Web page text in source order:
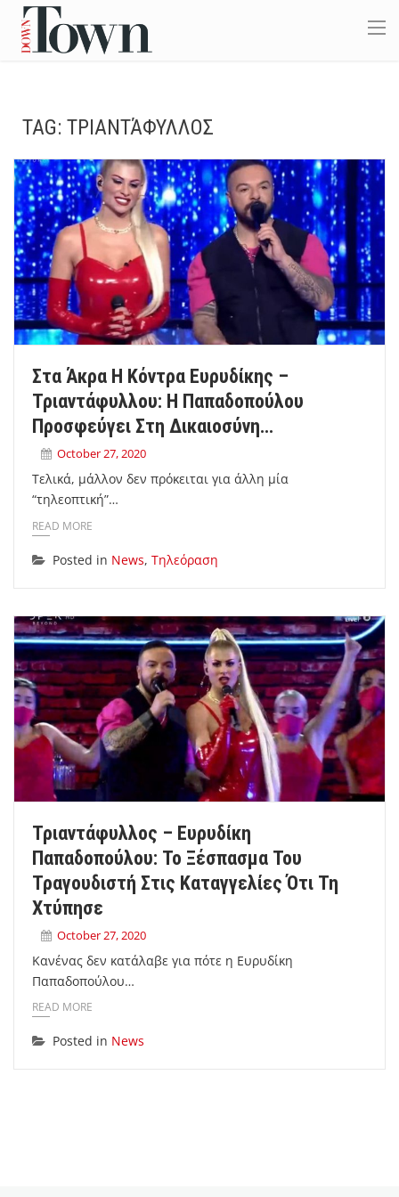
TAG: ΤΡΙΑΝΤΆΦΥΛΛΟΣ
Στα Άκρα Η Κόντρα Ευρυδίκης –
Τριαντάφυλλου: Η Παπαδοπούλου
Προσφεύγει Στη Δικαιοσύνη…
October 27, 2020
Τελικά, μάλλον δεν πρόκειται για άλλη μία
“τηλεοπτική”…
READ MORE
Posted in News, Τηλεόραση
Τριαντάφυλλος – Ευρυδίκη
Παπαδοπούλου: Το Ξέσπασμα Του
Τραγουδιστή Στις Καταγγελίες Ότι Τη
Χτύπησε
October 27, 2020
Κανένας δεν κατάλαβε για πότε η Ευρυδίκη
Παπαδοπούλου…
READ MORE
Posted in News